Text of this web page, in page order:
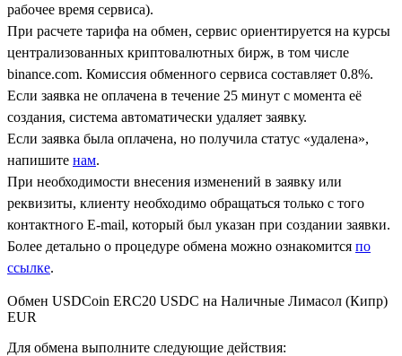
рабочее время сервиса).
При расчете тарифа на обмен, сервис ориентируется на курсы
централизованных криптовалютных бирж, в том числе
binance.com. Комиссия обменного сервиса составляет 0.8%.
Если заявка не оплачена в течение 25 минут с момента её
создания, система автоматически удаляет заявку.
Если заявка была оплачена, но получила статус «удалена»,
напишите нам.
При необходимости внесения изменений в заявку или
реквизиты, клиенту необходимо обращаться только с того
контактного Е-mail, который был указан при создании заявки.
Более детально о процедуре обмена можно ознакомится по
ссылке.
Обмен USDCoin ERC20 USDC на Наличные Лимасол (Кипр)
EUR
Для обмена выполните следующие действия: